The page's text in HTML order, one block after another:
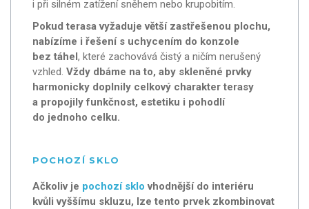
i při silném zatížení sněhem nebo krupobitím.
Pokud terasa vyžaduje větší zastřešenou plochu,
nabízíme i řešení s uchycením do konzole
bez táhel, které zachovává čistý a ničím nerušený
vzhled. Vždy dbáme na to, aby skleněné prvky
harmonicky doplnily celkový charakter terasy
a propojily funkčnost, estetiku i pohodlí
do jednoho celku.
POCHOZÍ SKLO
Ačkoliv je pochozí sklo vhodnější do interiéru
kvůli vyššímu skluzu, lze tento prvek zkombinovat